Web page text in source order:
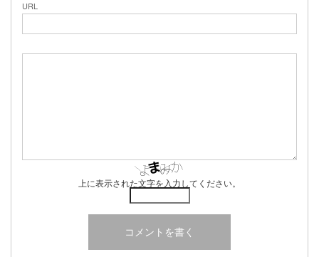
URL
上に表示された文字を入力してください。